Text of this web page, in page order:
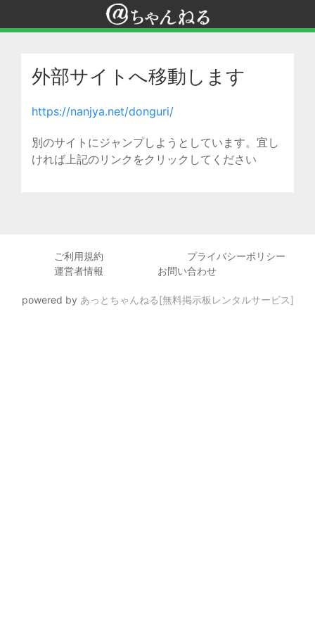
外部サイトへ移動します
https://nanjya.net/donguri/
別のサイトにジャンプしようとしています。宜し
ければ上記のリンクをクリックしてください
ご利用規約
プライバシーポリシー
運営者情報
お問い合わせ
powered by あっとちゃんねる[無料掲示板レンタルサービス]